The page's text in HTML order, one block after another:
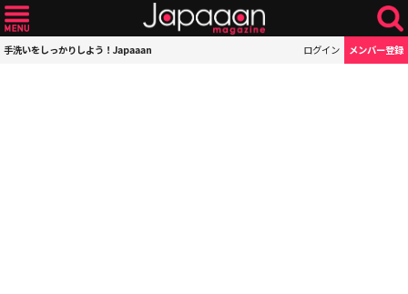
手洗いをしっかりしよう！Japaaan ログイン メンバー登録